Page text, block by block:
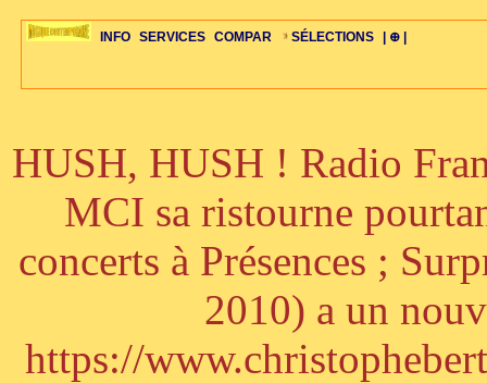
INFO
ÉDITORIAUX ACTUS-CONCERTS HISTOIRE PAYS STYLES-ÉCOLES
SERVICES
MAJ-LISTE ARCH-CONCERTS LIENS RADIOS VIDÉOS PLAN FAQS
COMPAR
SÉLECTION GUIDE-EXPRESS ŒUVRES BIOGRAPHIES PERSPECTIVE
SÉLECTIONS
SÉLECTION COMPOS-INTRO COMPO-INDIV ŒUVRES-INDIV
| ⊕ |
20ÈME PARAL 1001 CD TOP-REC BONUS-ROMANS BONUS-FILMS
CELLO-C
ALTO-C
VIOLON-C
PIANO-CONC GRAND-
HUSH, HUSH ! Radio
MCI sa ristourne
concerts à Présences ;
2010) a un
https://